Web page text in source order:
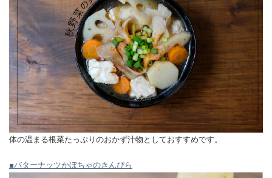
体の温まる根菜たっぷりのおかず汁物としておすすめです。
■バターナッツかぼちゃのきんぴら